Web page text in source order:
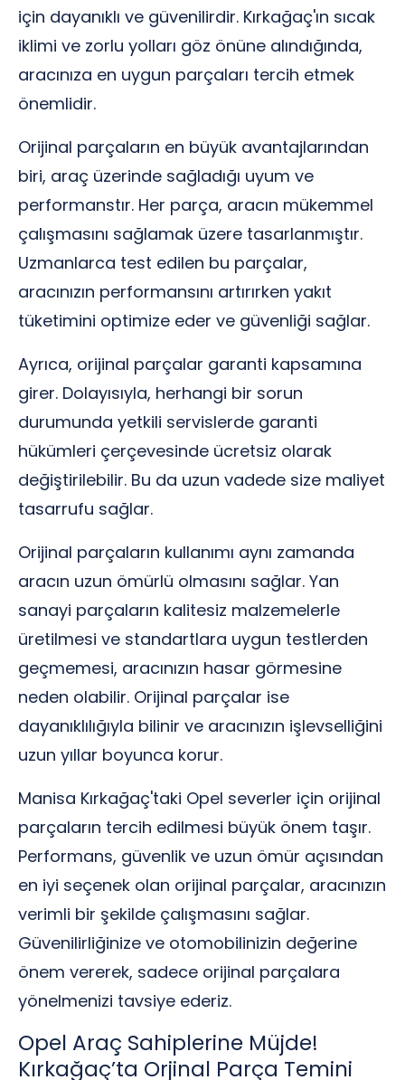
için dayanıklı ve güvenilirdir. Kırkağaç'ın sıcak
iklimi ve zorlu yolları göz önüne alındığında,
aracınıza en uygun parçaları tercih etmek
önemlidir.
Orijinal parçaların en büyük avantajlarından
biri, araç üzerinde sağladığı uyum ve
performanstır. Her parça, aracın mükemmel
çalışmasını sağlamak üzere tasarlanmıştır.
Uzmanlarca test edilen bu parçalar,
aracınızın performansını artırırken yakıt
tüketimini optimize eder ve güvenliği sağlar.
Ayrıca, orijinal parçalar garanti kapsamına
girer. Dolayısıyla, herhangi bir sorun
durumunda yetkili servislerde garanti
hükümleri çerçevesinde ücretsiz olarak
değiştirilebilir. Bu da uzun vadede size maliyet
tasarrufu sağlar.
Orijinal parçaların kullanımı aynı zamanda
aracın uzun ömürlü olmasını sağlar. Yan
sanayi parçaların kalitesiz malzemelerle
üretilmesi ve standartlara uygun testlerden
geçmemesi, aracınızın hasar görmesine
neden olabilir. Orijinal parçalar ise
dayanıklılığıyla bilinir ve aracınızın işlevselliğini
uzun yıllar boyunca korur.
Manisa Kırkağaç'taki Opel severler için orijinal
parçaların tercih edilmesi büyük önem taşır.
Performans, güvenlik ve uzun ömür açısından
en iyi seçenek olan orijinal parçalar, aracınızın
verimli bir şekilde çalışmasını sağlar.
Güvenilirliğinize ve otomobilinizin değerine
önem vererek, sadece orijinal parçalara
yönelmenizi tavsiye ederiz.
Opel Araç Sahiplerine Müjde!
Kırkağaç’ta Orjinal Parça Temini